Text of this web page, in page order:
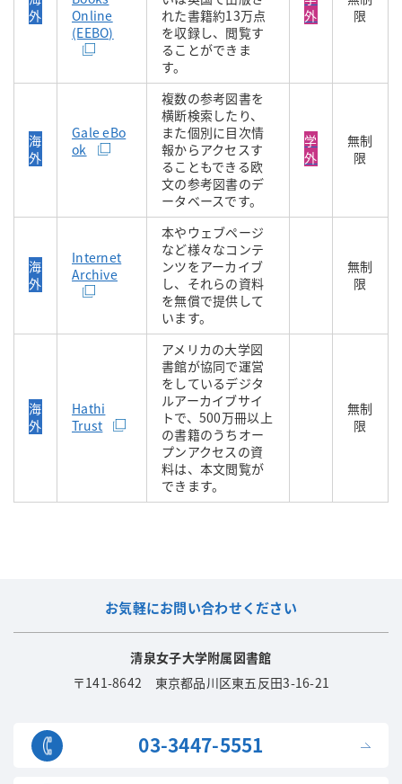
外
Online
(EEBO)
れた書籍約13万点
を収録し、閲覧す
ることができま
す。
外
限
海
外
Gale eBo
ok
複数の参考図書を
横断検索したり、
また個別に目次情
報からアクセスす
ることもできる欧
文の参考図書のデ
ータベースです。
学
外
無制
限
海
外
Internet
Archive
本やウェブページ
など様々なコンテ
ンツをアーカイブ
し、それらの資料
を無償で提供して
います。
無制
限
海
外
Hathi
Trust
アメリカの大学図
書館が協同で運営
をしているデジタ
ルアーカイブサイ
トで、500万冊以上
の書籍のうちオー
プンアクセスの資
料は、本文閲覧が
できます。
無制
限
お気軽にお問い合わせください
清泉女子大学附属図書館
〒141-8642 東京都品川区東五反田3-16-21
03-3447-5551